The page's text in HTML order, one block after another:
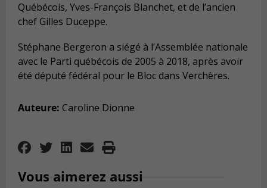
Québécois, Yves-François Blanchet, et de l’ancien
chef Gilles Duceppe.
Stéphane Bergeron a siégé à l’Assemblée nationale
avec le Parti québécois de 2005 à 2018, après avoir
été député fédéral pour le Bloc dans Verchères.
Auteure: Caroline Dionne
Vous aimerez aussi